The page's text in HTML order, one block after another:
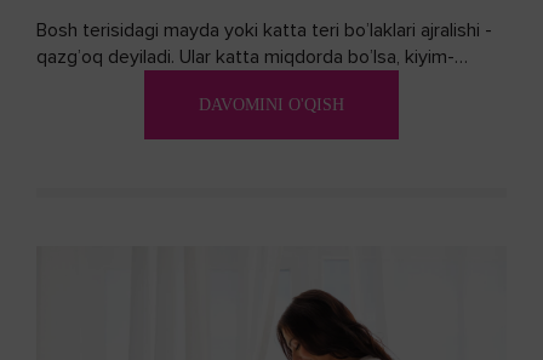
Bosh terisidagi mayda yoki katta teri bo’laklari ajralishi -
qazg’oq deyiladi. Ular katta miqdorda bo’lsa, kiyim-
DAVOMINI O'QISH